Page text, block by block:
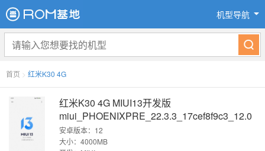
机型导航
首页 > 红米K30 4G
红米K30 4G MIUI13开发版
miui_PHOENIXPRE_22.3.3_17cef8f9c3_12.0
原版卡刷包
安卓版本：12
大小：4000MB